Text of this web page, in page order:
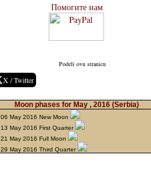
Помогите нам
Podeli ovu stranicu
X / Twitter
Moon phases for May , 2016 (Serbia)
06 May 2016 New Moon
13 May 2016 First Quarter
21 May 2016 Full Moon
29 May 2016 Third Quarter